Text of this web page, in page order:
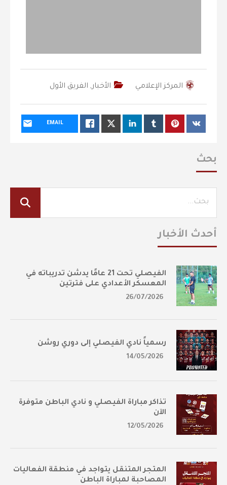
المركز الإعلامي الأخبار, الفريق الأول
EMAIL
بحث
أحدث الأخبار
الفيصلي تحت 21 عامًا يدشن تدريباته في
المعسكر الأعدادي على فترتين
26/07/2026
رسمياً نادي الفيصلي إلى دوري روشن
14/05/2026
تذاكر مباراة الفيصلي و نادي الباطن متوفرة
الآن
12/05/2026
المتجر المتنقل يتواجد في منطقة الفعاليات
المصاحبة لمباراة الباطن